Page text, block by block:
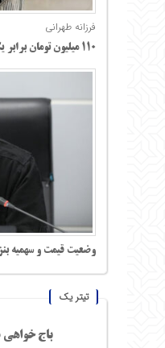
فرزانه طهرانی
۱۱۰ میلیون تومان برابر یک میلیون تومان در سال ۱۴۰۱
وضعیت قیمت و سهمیه
تیتر یک
باج خواهی